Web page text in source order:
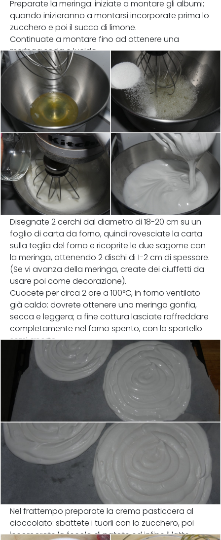
Preparate la meringa: iniziate a montare gli albumi;
quando inizieranno a montarsi incorporate prima lo
zucchero e poi il succo di limone.
Continuate a montare fino ad ottenere una
meringa soda e lucida.
Disegnate 2 cerchi dal diametro di 18-20 cm su un
foglio di carta da forno, quindi rovesciate la carta
sulla teglia del forno e ricoprite le due sagome con
la meringa, ottenendo 2 dischi di 1-2 cm di spessore.
(Se vi avanza della meringa, create dei ciuffetti da
usare poi come decorazione).
Cuocete per circa 2 ore a 100°C, in forno ventilato
già caldo: dovrete ottenere una meringa gonfia,
secca e leggera; a fine cottura lasciate raffreddare
completamente nel forno spento, con lo sportello
semi aperto.
Nel frattempo preparate la crema pasticcera al
cioccolato: sbattete i tuorli con lo zucchero, poi
incorporate la fecola di patate ed infine il latte.